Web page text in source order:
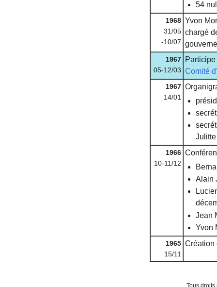
54
1968
31/05
-10/07
Yvon
chargé
1967
05-12/03
Comité
1967
14/01
Julitte
1966
10-11/12
Alain
Jean
Yvon
1965
15/11
Tous